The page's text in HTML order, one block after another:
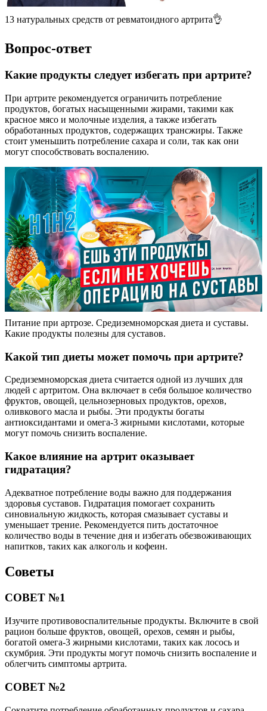
13 натуральных средств от ревматоидного артрита👌
Вопрос-ответ
Какие продукты следует избегать при артрите?
При артрите рекомендуется ограничить потребление
продуктов, богатых насыщенными жирами, такими как
красное мясо и молочные изделия, а также избегать
обработанных продуктов, содержащих трансжиры. Также
стоит уменьшить потребление сахара и соли, так как они
могут способствовать воспалению.
Питание при артрозе. Средиземноморская диета и суставы.
Какие продукты полезны для суставов.
Какой тип диеты может помочь при артрите?
Средиземноморская диета считается одной из лучших для
людей с артритом. Она включает в себя большое количество
фруктов, овощей, цельнозерновых продуктов, орехов,
оливкового масла и рыбы. Эти продукты богаты
антиоксидантами и омега-3 жирными кислотами, которые
могут помочь снизить воспаление.
Какое влияние на артрит оказывает
гидратация?
Адекватное потребление воды важно для поддержания
здоровья суставов. Гидратация помогает сохранить
синовиальную жидкость, которая смазывает суставы и
уменьшает трение. Рекомендуется пить достаточное
количество воды в течение дня и избегать обезвоживающих
напитков, таких как алкоголь и кофеин.
Советы
СОВЕТ №1
Изучите противовоспалительные продукты. Включите в свой
рацион больше фруктов, овощей, орехов, семян и рыбы,
богатой омега-3 жирными кислотами, таких как лосось и
скумбрия. Эти продукты могут помочь снизить воспаление и
облегчить симптомы артрита.
СОВЕТ №2